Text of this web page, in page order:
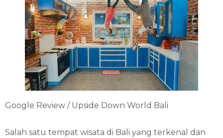
Google Review / Upside Down World Bali
Salah satu tempat wisata di Bali yang terkenal dan